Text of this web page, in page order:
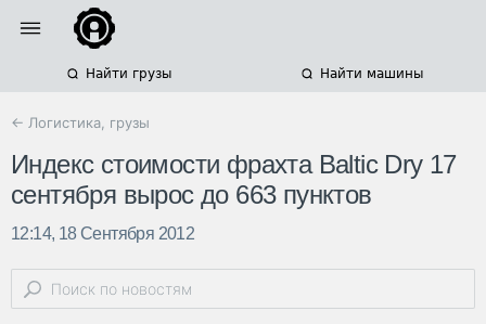
Найти грузы Найти машины
← Логистика, грузы
Индекс стоимости фрахта Baltic Dry 17
сентября вырос до 663 пунктов
12:14, 18 Сентября 2012